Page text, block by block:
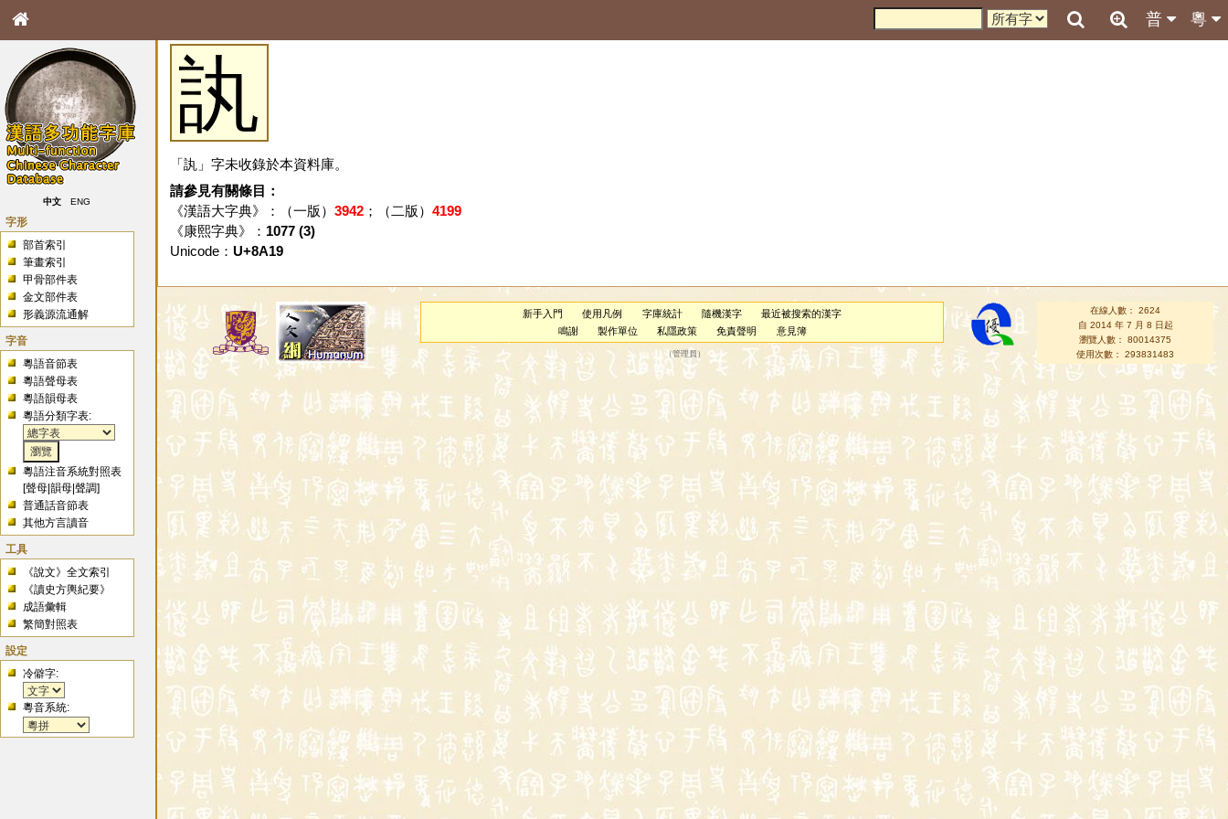
粵
普
中文 ENG
字形
部首索引
筆畫索引
甲骨部件表
金文部件表
形義源流通解
字音
粵語音節表
粵語聲母表
粵語韻母表
粵語分類字表:
粵語注音系統對照表
[聲母 |韻母 |聲調]
普通話音節表
其他方言讀音
工具
《說文》全文索引
《讀史方輿紀要》
成語彙輯
繁簡對照表
設定
冷僻字:
粵音系統:
訙
「訙」字未收錄於本資料庫。
請參見有關條目：
《漢語大字典》：（一版） 3942；（二版） 4199
《康熙字典》： 1077 (3)
Unicode： U+8A19
新手入門 使用凡例 字庫統計 隨機漢字
最近被搜索的漢字
鳴謝
製作單位 私隱政策 免責聲明 意見簿
（管理員 ）
在線人數： 2624
自 2014 年 7 月 8 日起
瀏覽人數： 80014375
使用次數： 293831483